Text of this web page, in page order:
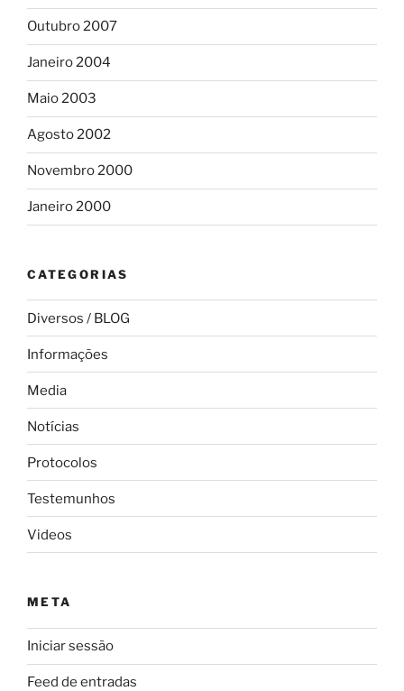
Outubro 2007
Janeiro 2004
Maio 2003
Agosto 2002
Novembro 2000
Janeiro 2000
CATEGORIAS
Diversos / BLOG
Informações
Media
Notícias
Protocolos
Testemunhos
Videos
META
Iniciar sessão
Feed de entradas